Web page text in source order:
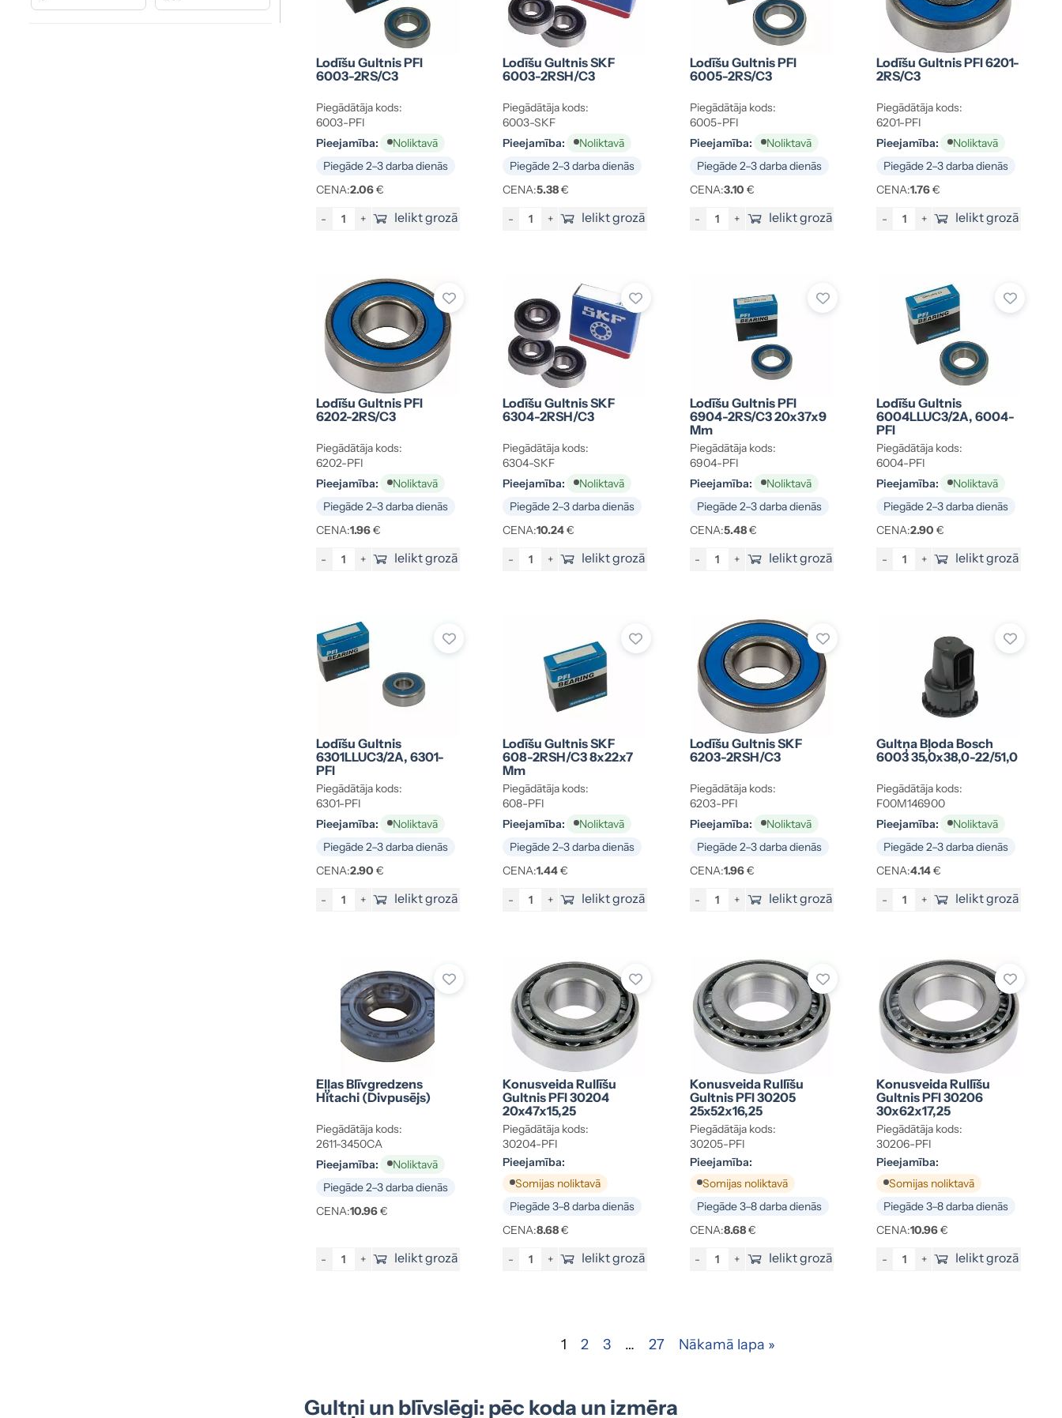
Lodīšu Gultnis PFI
6003-2RS/C3
Piegādātāja kods:
6003-PFI
Pieejamība:
Noliktavā
Piegāde 2–3 darba dienās
CENA:2.06€
- + Ielikt grozā
Lodīšu Gultnis SKF
6003-2RSH/C3
Piegādātāja kods:
6003-SKF
Pieejamība:
Noliktavā
Piegāde 2–3 darba dienās
CENA:5.38€
- + Ielikt grozā
Lodīšu Gultnis PFI
6005-2RS/C3
Piegādātāja kods:
6005-PFI
Pieejamība:
Noliktavā
Piegāde 2–3 darba dienās
CENA:3.10 €
- + Ielikt grozā
Lodīšu Gultnis PFI 6201-
2RS/C3
Piegādātāja kods:
6201-PFI
Pieejamība:
Noliktavā
Piegāde 2–3 darba dienās
CENA:1.76€
- + Ielikt grozā
Lodīšu Gultnis PFI
6202-2RS/C3
Piegādātāja kods:
6202-PFI
Pieejamība:
Noliktavā
Piegāde 2–3 darba dienās
CENA:1.96€
- + Ielikt grozā
Lodīšu Gultnis SKF
6304-2RSH/C3
Piegādātāja kods:
6304-SKF
Pieejamība:
Noliktavā
Piegāde 2–3 darba dienās
CENA:10.24€
- + Ielikt grozā
Lodīšu Gultnis PFI
6904-2RS/C3 20x37x9
Mm
Piegādātāja kods:
6904-PFI
Pieejamība:
Noliktavā
Piegāde 2–3 darba dienās
CENA:5.48€
- + Ielikt grozā
Lodīšu Gultnis
6004LLUC3/2A, 6004-
PFI
Piegādātāja kods:
6004-PFI
Pieejamība:
Noliktavā
Piegāde 2–3 darba dienās
CENA:2.90 €
- + Ielikt grozā
Lodīšu Gultnis
6301LLUC3/2A, 6301-
PFI
Piegādātāja kods:
6301-PFI
Pieejamība:
Noliktavā
Piegāde 2–3 darba dienās
CENA:2.90 €
- + Ielikt grozā
Lodīšu Gultnis SKF
608-2RSH/C3 8x22x7
Mm
Piegādātāja kods:
608-PFI
Pieejamība:
Noliktavā
Piegāde 2–3 darba dienās
CENA:1.44€
- + Ielikt grozā
Lodīšu Gultnis SKF
6203-2RSH/C3
Piegādātāja kods:
6203-PFI
Pieejamība:
Noliktavā
Piegāde 2–3 darba dienās
CENA:1.96€
- + Ielikt grozā
Gultņa Bļoda Bosch
6003 35,0x38,0-22/51,0
Piegādātāja kods:
F00M146900
Pieejamība:
Noliktavā
Piegāde 2–3 darba dienās
CENA:4.14€
- + Ielikt grozā
Eļļas Blīvgredzens
Hitachi (divpusējs)
Piegādātāja kods:
2611-3450CA
Pieejamība:
Noliktavā
Piegāde 2–3 darba dienās
CENA:10.96€
- + Ielikt grozā
Konusveida Rullīšu
Gultnis PFI 30204
20x47x15,25
Piegādātāja kods:
30204-PFI
Pieejamība:
Somijas noliktavā
Piegāde 3–8 darba dienās
CENA:8.68€
- + Ielikt grozā
Konusveida Rullīšu
Gultnis PFI 30205
25x52x16,25
Piegādātāja kods:
30205-PFI
Pieejamība:
Somijas noliktavā
Piegāde 3–8 darba dienās
CENA:8.68€
- + Ielikt grozā
Konusveida Rullīšu
Gultnis PFI 30206
30x62x17,25
Piegādātāja kods:
30206-PFI
Pieejamība:
Somijas noliktavā
Piegāde 3–8 darba dienās
CENA:10.96€
- + Ielikt grozā
1 2 3 … 27 Nākamā lapa »
Gultņi un blīvslēgi: pēc koda un izmēra